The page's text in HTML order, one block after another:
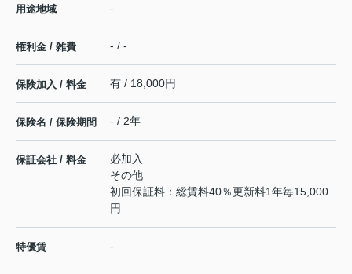
用途地域 -
権利金 / 雑費 - / -
保険加入 / 料金 有 / 18,000円
保険名 / 保険期間 - / 2年
保証会社 / 料金
必加入
その他
初回保証料：総賃料40％更新料1年毎15,000
円
特優賃 -